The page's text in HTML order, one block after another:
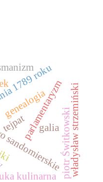
parlamentaryzm
1789 roku
piotr Świtkowski
genealogia
galia
kulinarna
tejpat władysław strzemiński